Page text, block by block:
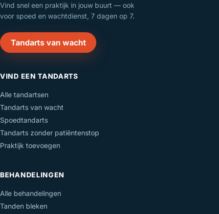
Vind snel een praktijk in jouw buurt — ook
voor spoed en wachtdienst, 7 dagen op 7.
Tandarts van wacht
VIND EEN TANDARTS
Alle tandartsen
Tandarts van wacht
Spoedtandarts
Tandarts zonder patiëntenstop
Praktijk toevoegen
BEHANDELINGEN
Alle behandelingen
Tanden bleken